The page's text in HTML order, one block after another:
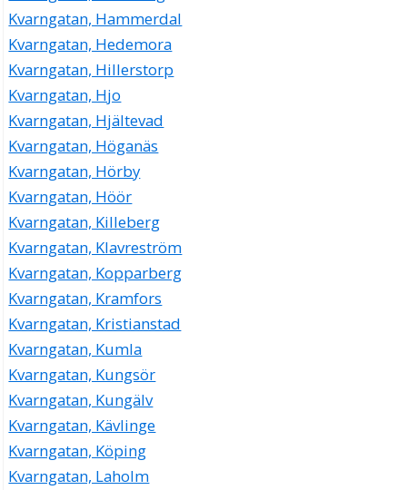
Kvarngatan, Hammerdal
Kvarngatan, Hedemora
Kvarngatan, Hillerstorp
Kvarngatan, Hjo
Kvarngatan, Hjältevad
Kvarngatan, Höganäs
Kvarngatan, Hörby
Kvarngatan, Höör
Kvarngatan, Killeberg
Kvarngatan, Klavreström
Kvarngatan, Kopparberg
Kvarngatan, Kramfors
Kvarngatan, Kristianstad
Kvarngatan, Kumla
Kvarngatan, Kungsör
Kvarngatan, Kungälv
Kvarngatan, Kävlinge
Kvarngatan, Köping
Kvarngatan, Laholm